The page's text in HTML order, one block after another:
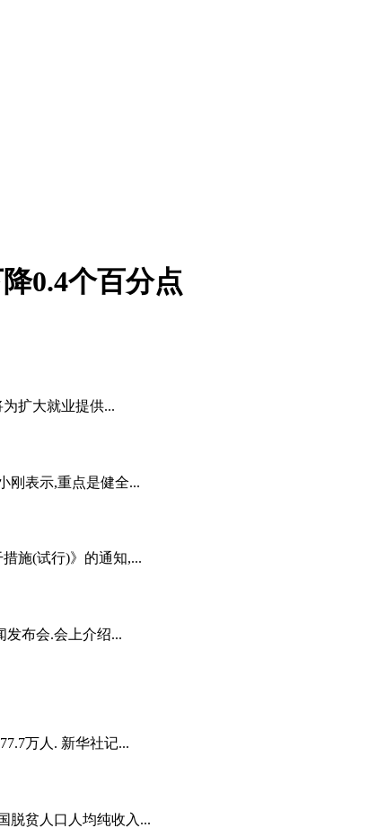
0.4个百分点
扩大就业提供...
刚表示,重点是健全...
施(试行)》的通知,...
发布会.会上介绍...
万人. 新华社记...
脱贫人口人均纯收入...